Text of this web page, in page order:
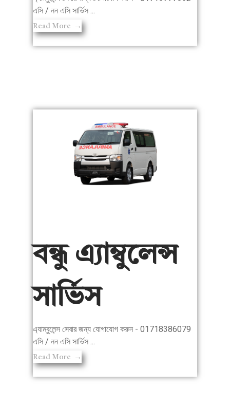
এসি / নন এসি সার্ভিস ...
Read More
বন্ধু এ্যাম্বুলেন্স
সার্ভিস
এ্যাম্বুলেন্স সেবার জন্য যোগাযোগ করুন - 01718386079
এসি / নন এসি সার্ভিস ...
Read More